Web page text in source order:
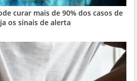
curar mais de 90% dos casos de
os sinais de alerta